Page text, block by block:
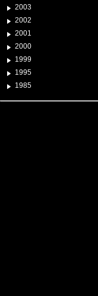
2003
2002
2001
2000
1999
1995
1985